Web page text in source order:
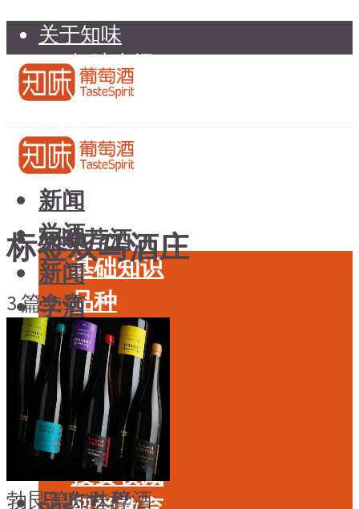
关于知味
知味介绍
知味专家顾问委员会
联系我们
知味荐酒
新闻
学酒
基础知识
品种
年份
酒具周边
投资收藏
留学教育
名庄
品鉴专栏
知味荐酒
新闻
学酒
基础知识
品种
年份
酒具周边
投资收藏
标签双马酒庄
3 篇文章
勃艮第知味荐酒